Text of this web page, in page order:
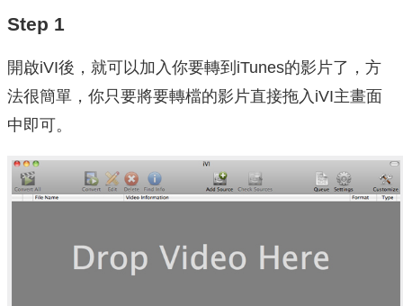
Step 1
開啟iVI後，就可以加入你要轉到iTunes的影片了，方
法很簡單，你只要將要轉檔的影片直接拖入iVI主畫面
中即可。